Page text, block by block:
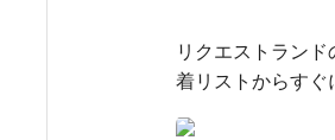
リクエストラン
着リストからすぐ